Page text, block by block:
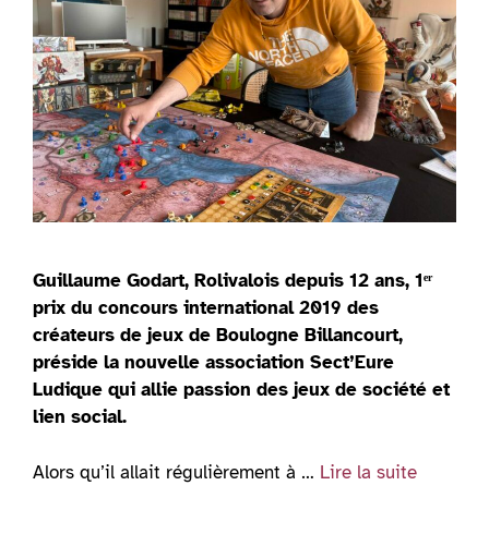
Guillaume Godart, Rolivalois depuis 12 ans, 1ᵉʳ
prix du concours international 2019 des
créateurs de jeux de Boulogne Billancourt,
préside la nouvelle association Sect’Eure
Ludique qui allie passion des jeux de société et
lien social.
Alors qu’il allait régulièrement à … Lire la suite